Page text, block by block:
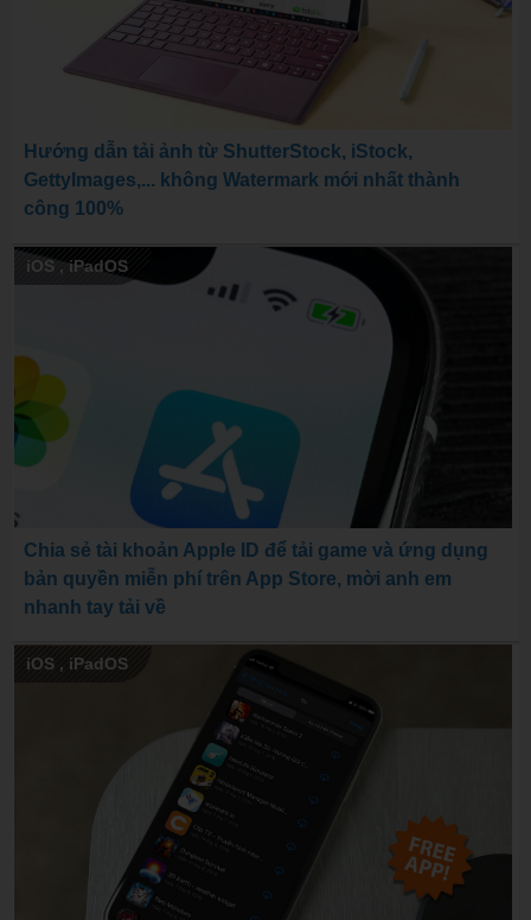
Hướng dẫn tải ảnh từ ShutterStock, iStock,
GettyImages,... không Watermark mới nhất thành
công 100%
iOS ,iPadOS
Chia sẻ tài khoản Apple ID để tải game và ứng dụng
bản quyền miễn phí trên App Store, mời anh em
nhanh tay tải về
iOS , iPadOS